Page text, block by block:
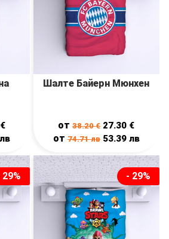
€
лв
Шалте Байерн Мюнхен
от38.20€ 27.30 €
от 74.71лв 53.39 лв
29% - 29%